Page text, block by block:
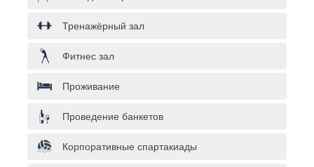
Тренажёрный зал
Фитнес зал
Проживание
Проведение банкетов
Корпоративные спартакиады